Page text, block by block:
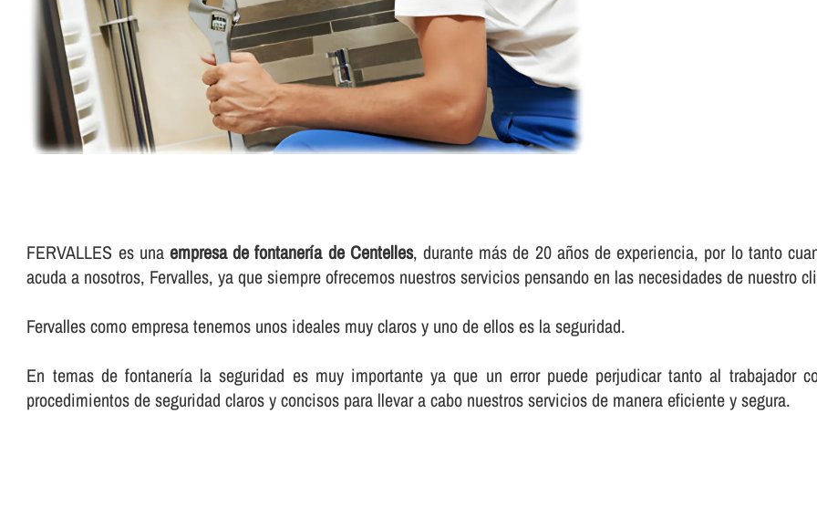
FERVALLES es unaempresa de fontanerí­a de Centelles, durante más de 20 años de experiencia, por lo tanto
acuda a nosotros, Fervalles, ya que siempre ofrecemos nuestros servicios pensando en las necesidades de nuestro
Fervalles como empresa tenemos unos ideales muy claros y uno de ellos es la seguridad.
En temas de fontanerí­a la seguridad es muy importante ya que un error puede perjudicar tanto al trabajador
procedimientos de seguridad claros y concisos para llevar a cabo nuestros servicios de manera eficiente y segura.